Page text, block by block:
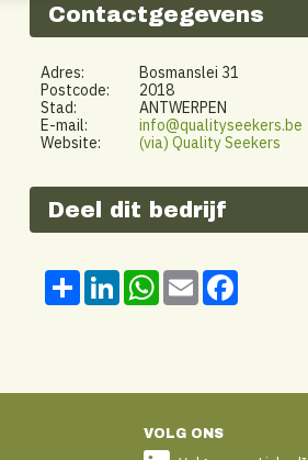
Contactgegevens
Adres:
Bosmanslei 31
Postcode:
2018
Stad:
ANTWERPEN
E-mail:
info@qualityseekers.be
Website:
(via) Quality Seekers
Deel dit bedrijf
Share LinkedInWhatsApp
Email
VOLG ONS